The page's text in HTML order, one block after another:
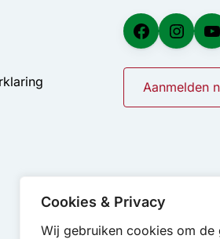
Cookies & Privacy
Wij gebruiken cookies om de
Aanmelden